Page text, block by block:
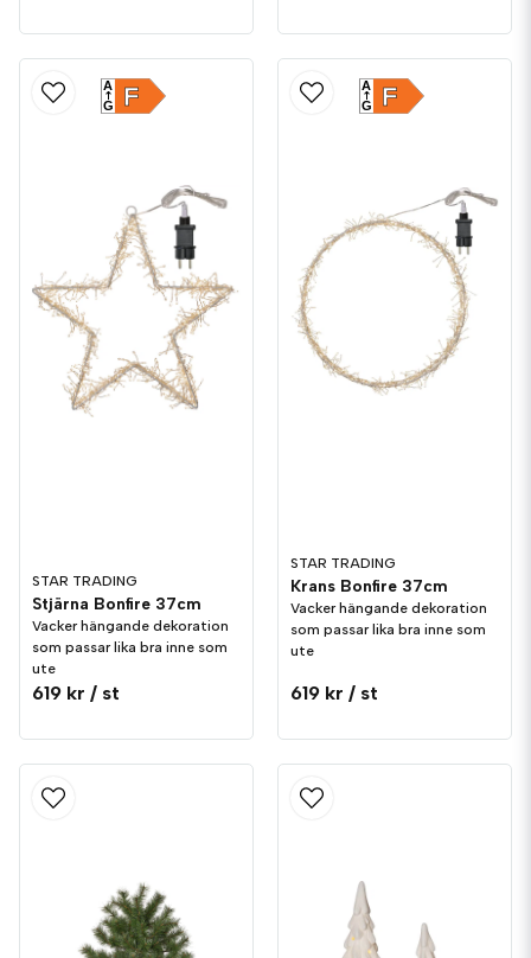
STAR TRADING
Stjärna Bonfire 37cm
Vacker hängande dekoration
som passar lika bra inne som
ute
619 kr / st
F
A
G
STAR TRADING
Krans Bonfire 37cm
Vacker hängande dekoration
som passar lika bra inne som
ute
619 kr / st
F
A
G